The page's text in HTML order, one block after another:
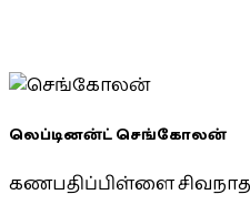
லெப்டினன்ட் செங்கோலன்
கணபதிப்பிள்ளை